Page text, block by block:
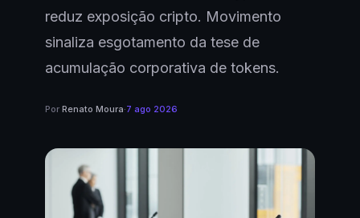
reduz exposição cripto. Movimento
sinaliza esgotamento da tese de
acumulação corporativa de tokens.
Por Renato Moura·7 ago 2026